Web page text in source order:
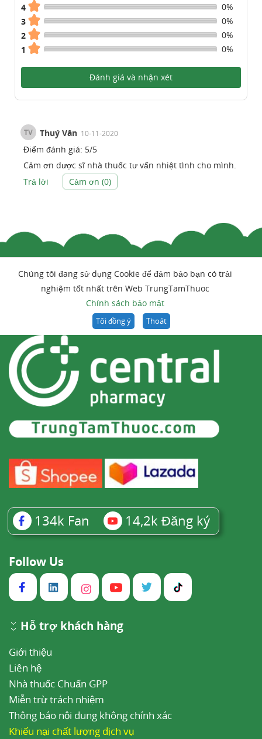
4
0%
3
0%
2
0%
1
0%
Đánh giá và nhận xét
TV Thuý Vân 10-11-2020
Điểm đánh giá: 5/5
Cảm ơn dược sĩ nhà thuốc tư vấn nhiệt tình cho mình.
Trả lời
Cảm ơn (0)
Chúng tôi đang sử dụng Cookie để đảm bảo bạn có trải
nghiệm tốt nhất trên Web TrungTamThuoc
Chính sách bảo mật
Tôi đồng ý Thoát
134k Fan 14,2k Đăng ký
Follow Us
Hỗ trợ khách hàng
Giới thiệu
Liên hệ
Nhà thuốc Chuẩn GPP
Miễn trừ trách nhiệm
Thông báo nội dung không chính xác
Khiếu nại chất lượng dịch vụ